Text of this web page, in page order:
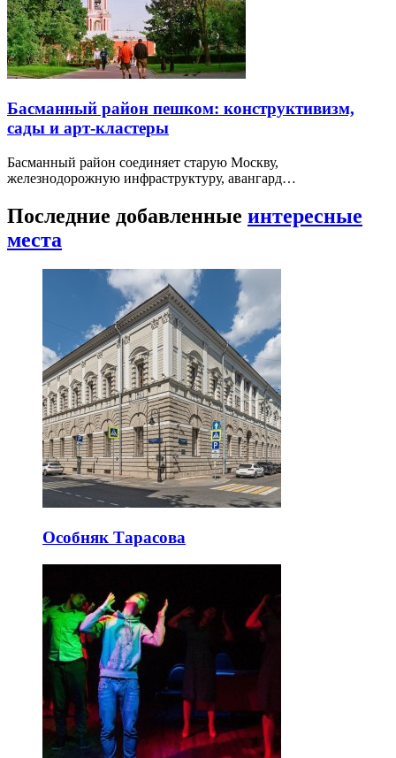
Басманный район пешком: конструктивизм,
сады и арт-кластеры
Басманный район соединяет старую Москву,
железнодорожную инфраструктуру, авангард…
Последние добавленные интересные
места
Особняк Тарасова